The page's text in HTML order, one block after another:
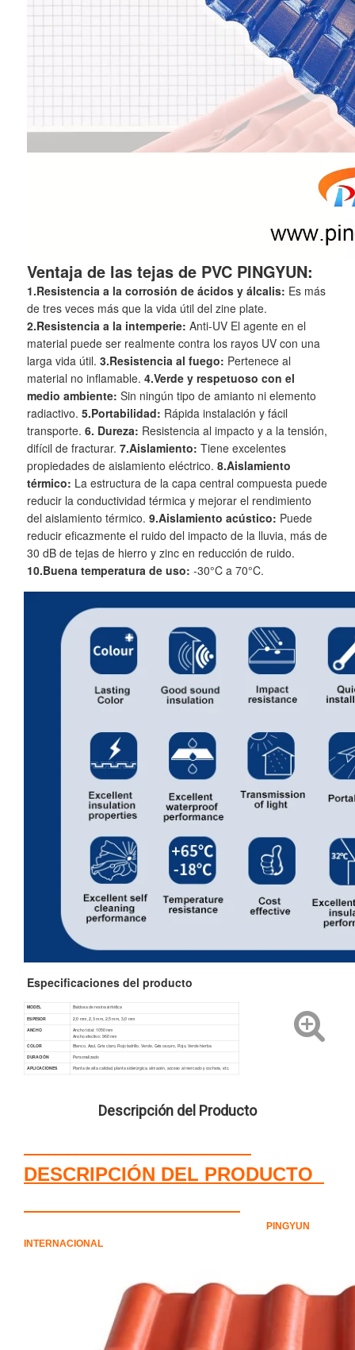
Ventaja de las tejas de PVC PINGYUN:
1.Resistencia a la corrosión de ácidos y álcalis: Es más
de tres veces más que la vida útil del zine plate.
2.Resistencia a la intemperie: Anti-UV El agente en el
material puede ser realmente contra los rayos UV con una
larga vida útil. 3.Resistencia al fuego: Pertenece al
material no inflamable. 4.Verde y respetuoso con el
medio ambiente: Sin ningún tipo de amianto ni elemento
radiactivo. 5.Portabilidad: Rápida instalación y fácil
transporte. 6. Dureza: Resistencia al impacto y a la tensión,
difícil de fracturar. 7.Aislamiento: Tiene excelentes
propiedades de aislamiento eléctrico. 8.Aislamiento
térmico: La estructura de la capa central compuesta puede
reducir la conductividad térmica y mejorar el rendimiento
del aislamiento térmico. 9.Aislamiento acústico: Puede
reducir eficazmente el ruido del impacto de la lluvia, más de
30 dB de tejas de hierro y zinc en reducción de ruido.
10.Buena temperatura de uso: -30°C a 70°C.
Especificaciones del producto
MODEL
Baldosa de resina sintética
ESPESOR
2,0 mm, 2,3 mm, 2,5 mm, 3,0 mm
ANCHO Ancho total: 1050 mm
Ancho efectivo: 960 mm
COLOR
Blanco, Azul, Gris claro, Rojo ladrillo, Verde, Gris oscuro, Rojo, Verde hierba
DURACIÓN
Personalizado
APLICACIONES
Planta de alta calidad, planta siderúrgica, almacén, acceso al mercado y cochera, etc.
Descripción del Producto
DESCRIPCIÓN DEL PRODUCTO
PINGYUN
INTERNACIONAL